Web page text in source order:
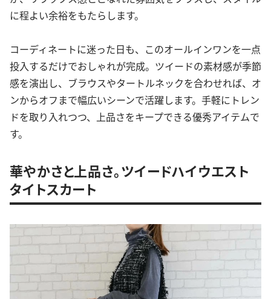
に程よい余裕をもたらします。
コーディネートに迷った日も、このオールインワンを一点
投入するだけでおしゃれが完成。ツイードの素材感が季節
感を演出し、ブラウスやタートルネックを合わせれば、オ
ンからオフまで幅広いシーンで活躍します。手軽にトレン
ドを取り入れつつ、上品さをキープできる優秀アイテムで
す。
華やかさと上品さ。ツイードハイウエスト
タイトスカート